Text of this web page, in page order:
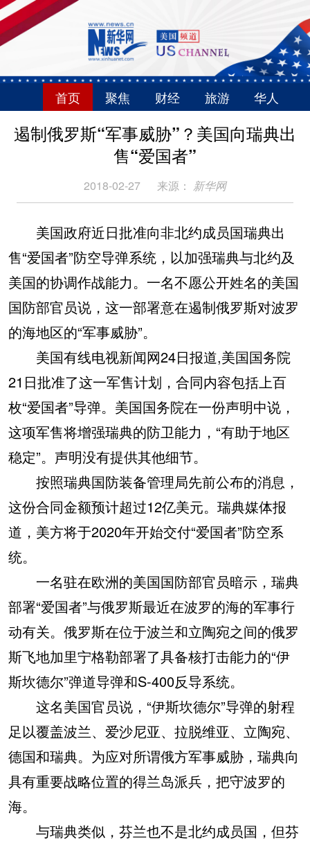
首页 聚焦 财经 旅游 华人
遏制俄罗斯“军事威胁”？美国向瑞典出
售“爱国者”
2018-02-27 来源： 新华网
美国政府近日批准向非北约成员国瑞典出
售“爱国者”防空导弹系统，以加强瑞典与北约及
美国的协调作战能力。一名不愿公开姓名的美国
国防部官员说，这一部署意在遏制俄罗斯对波罗
的海地区的“军事威胁”。
美国有线电视新闻网24日报道,美国国务院
21日批准了这一军售计划，合同内容包括上百
枚“爱国者”导弹。美国国务院在一份声明中说，
这项军售将增强瑞典的防卫能力，“有助于地区
稳定”。声明没有提供其他细节。
按照瑞典国防装备管理局先前公布的消息，
这份合同金额预计超过12亿美元。瑞典媒体报
道，美方将于2020年开始交付“爱国者”防空系
统。
一名驻在欧洲的美国国防部官员暗示，瑞典
部署“爱国者”与俄罗斯最近在波罗的海的军事行
动有关。俄罗斯在位于波兰和立陶宛之间的俄罗
斯飞地加里宁格勒部署了具备核打击能力的“伊
斯坎德尔”弹道导弹和S-400反导系统。
这名美国官员说，“伊斯坎德尔”导弹的射程
足以覆盖波兰、爱沙尼亚、拉脱维亚、立陶宛、
德国和瑞典。为应对所谓俄方军事威胁，瑞典向
具有重要战略位置的得兰岛派兵，把守波罗的
海。
与瑞典类似，芬兰也不是北约成员国，但芬